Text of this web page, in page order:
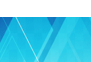
les Nations
pas être
Jean
août 5, 2026